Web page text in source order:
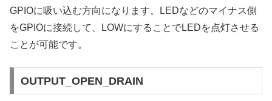
GPIOに吸い込む方向になります。LEDなどのマイナス側
をGPIOに接続して、LOWにすることでLEDを点灯させる
ことが可能です。
OUTPUT_OPEN_DRAIN